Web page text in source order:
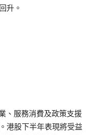
升。
、服務消費及政策支援
港股下半年表現將受益